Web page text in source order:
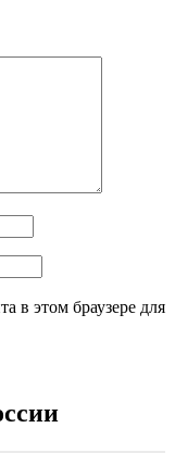
в этом браузере для